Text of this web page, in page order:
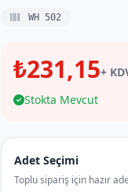
WH 502
₺231,15+
Stokta Mevcut
Adet Seçimi
Toplu sipariş için hazır